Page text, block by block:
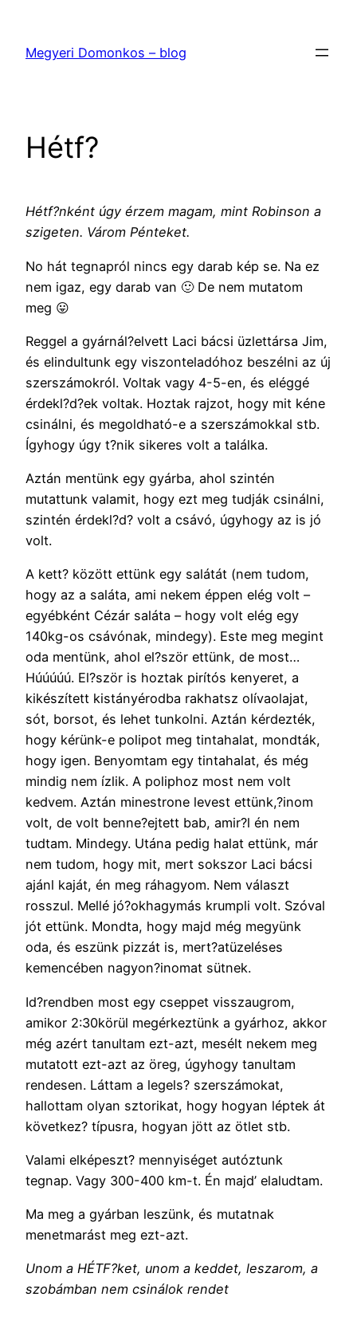
tartalomhoz
Megyeri Domonkos – blog
Hétf?
Hétf?nként úgy érzem magam, mint Robinson a
szigeten. Várom Pénteket.
No hát tegnapról nincs egy darab kép se. Na ez
nem igaz, egy darab van 🙂 De nem mutatom
meg 😛
Reggel a gyárnál?elvett Laci bácsi üzlettársa Jim,
és elindultunk egy viszonteladóhoz beszélni az új
szerszámokról. Voltak vagy 4-5-en, és eléggé
érdekl?d?ek voltak. Hoztak rajzot, hogy mit kéne
csinálni, és megoldható-e a szerszámokkal stb.
Ígyhogy úgy t?nik sikeres volt a találka.
Aztán mentünk egy gyárba, ahol szintén
mutattunk valamit, hogy ezt meg tudják csinálni,
szintén érdekl?d? volt a csávó, úgyhogy az is jó
volt.
A kett? között ettünk egy salátát (nem tudom,
hogy az a saláta, ami nekem éppen elég volt –
egyébként Cézár saláta – hogy volt elég egy
140kg-os csávónak, mindegy). Este meg megint
oda mentünk, ahol el?ször ettünk, de most…
Húúúúú. El?ször is hoztak pirítós kenyeret, a
kikészített kistányérodba rakhatsz olívaolajat,
sót, borsot, és lehet tunkolni. Aztán kérdezték,
hogy kérünk-e polipot meg tintahalat, mondták,
hogy igen. Benyomtam egy tintahalat, és még
mindig nem ízlik. A poliphoz most nem volt
kedvem. Aztán minestrone levest ettünk,?inom
volt, de volt benne?ejtett bab, amir?l én nem
tudtam. Mindegy. Utána pedig halat ettünk, már
nem tudom, hogy mit, mert sokszor Laci bácsi
ajánl kaját, én meg ráhagyom. Nem választ
rosszul. Mellé jó?okhagymás krumpli volt. Szóval
jót ettünk. Mondta, hogy majd még megyünk
oda, és eszünk pizzát is, mert?atüzeléses
kemencében nagyon?inomat sütnek.
Id?rendben most egy cseppet visszaugrom,
amikor 2:30körül megérkeztünk a gyárhoz, akkor
még azért tanultam ezt-azt, mesélt nekem meg
mutatott ezt-azt az öreg, úgyhogy tanultam
rendesen. Láttam a legels? szerszámokat,
hallottam olyan sztorikat, hogy hogyan léptek át
következ? típusra, hogyan jött az ötlet stb.
Valami elképeszt? mennyiséget autóztunk
tegnap. Vagy 300-400 km-t. Én majd’ elaludtam.
Ma meg a gyárban leszünk, és mutatnak
menetmarást meg ezt-azt.
Unom a HÉTF?ket, unom a keddet, leszarom, a
szobámban nem csinálok rendet